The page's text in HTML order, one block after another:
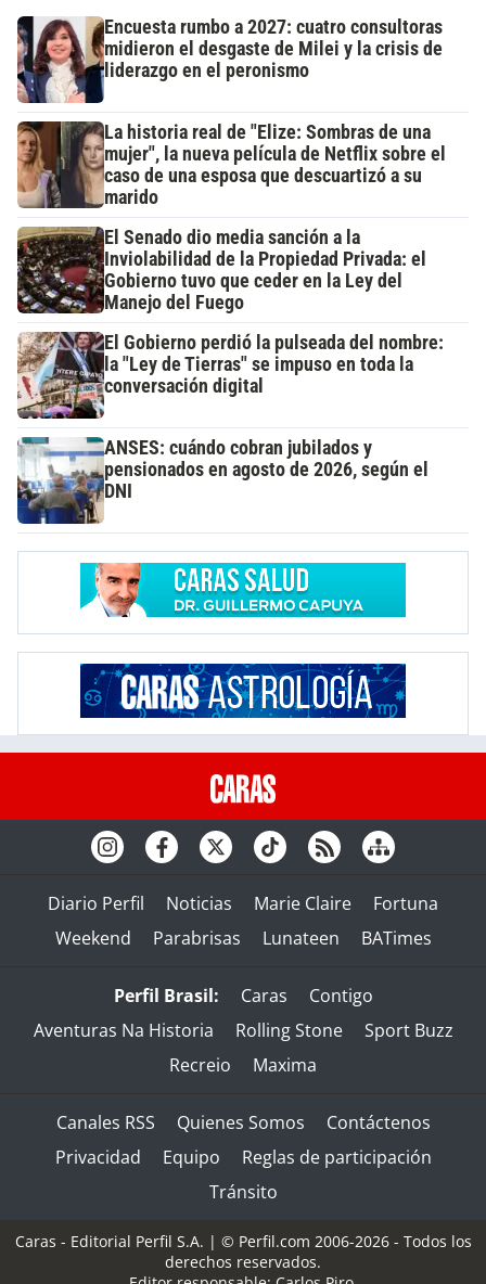
Encuesta rumbo a 2027: cuatro consultoras
midieron el desgaste de Milei y la crisis de
liderazgo en el peronismo
La historia real de "Elize: Sombras de una
mujer", la nueva película de Netflix sobre el
caso de una esposa que descuartizó a su
marido
El Senado dio media sanción a la
Inviolabilidad de la Propiedad Privada: el
Gobierno tuvo que ceder en la Ley del
Manejo del Fuego
El Gobierno perdió la pulseada del nombre:
la "Ley de Tierras" se impuso en toda la
conversación digital
ANSES: cuándo cobran jubilados y
pensionados en agosto de 2026, según el
DNI
Diario Perfil Noticias Marie Claire
Fortuna
Weekend
Parabrisas Lunateen BATimes
Perfil Brasil: Caras
Contigo
Aventuras Na Historia
Rolling Stone
Sport Buzz
Recreio
Maxima
Canales RSS Quienes Somos
Contáctenos
Privacidad
Equipo
Reglas de participación
Tránsito
Caras - Editorial Perfil S.A. | © Perfil.com 2006-2026 - Todos los
derechos reservados.